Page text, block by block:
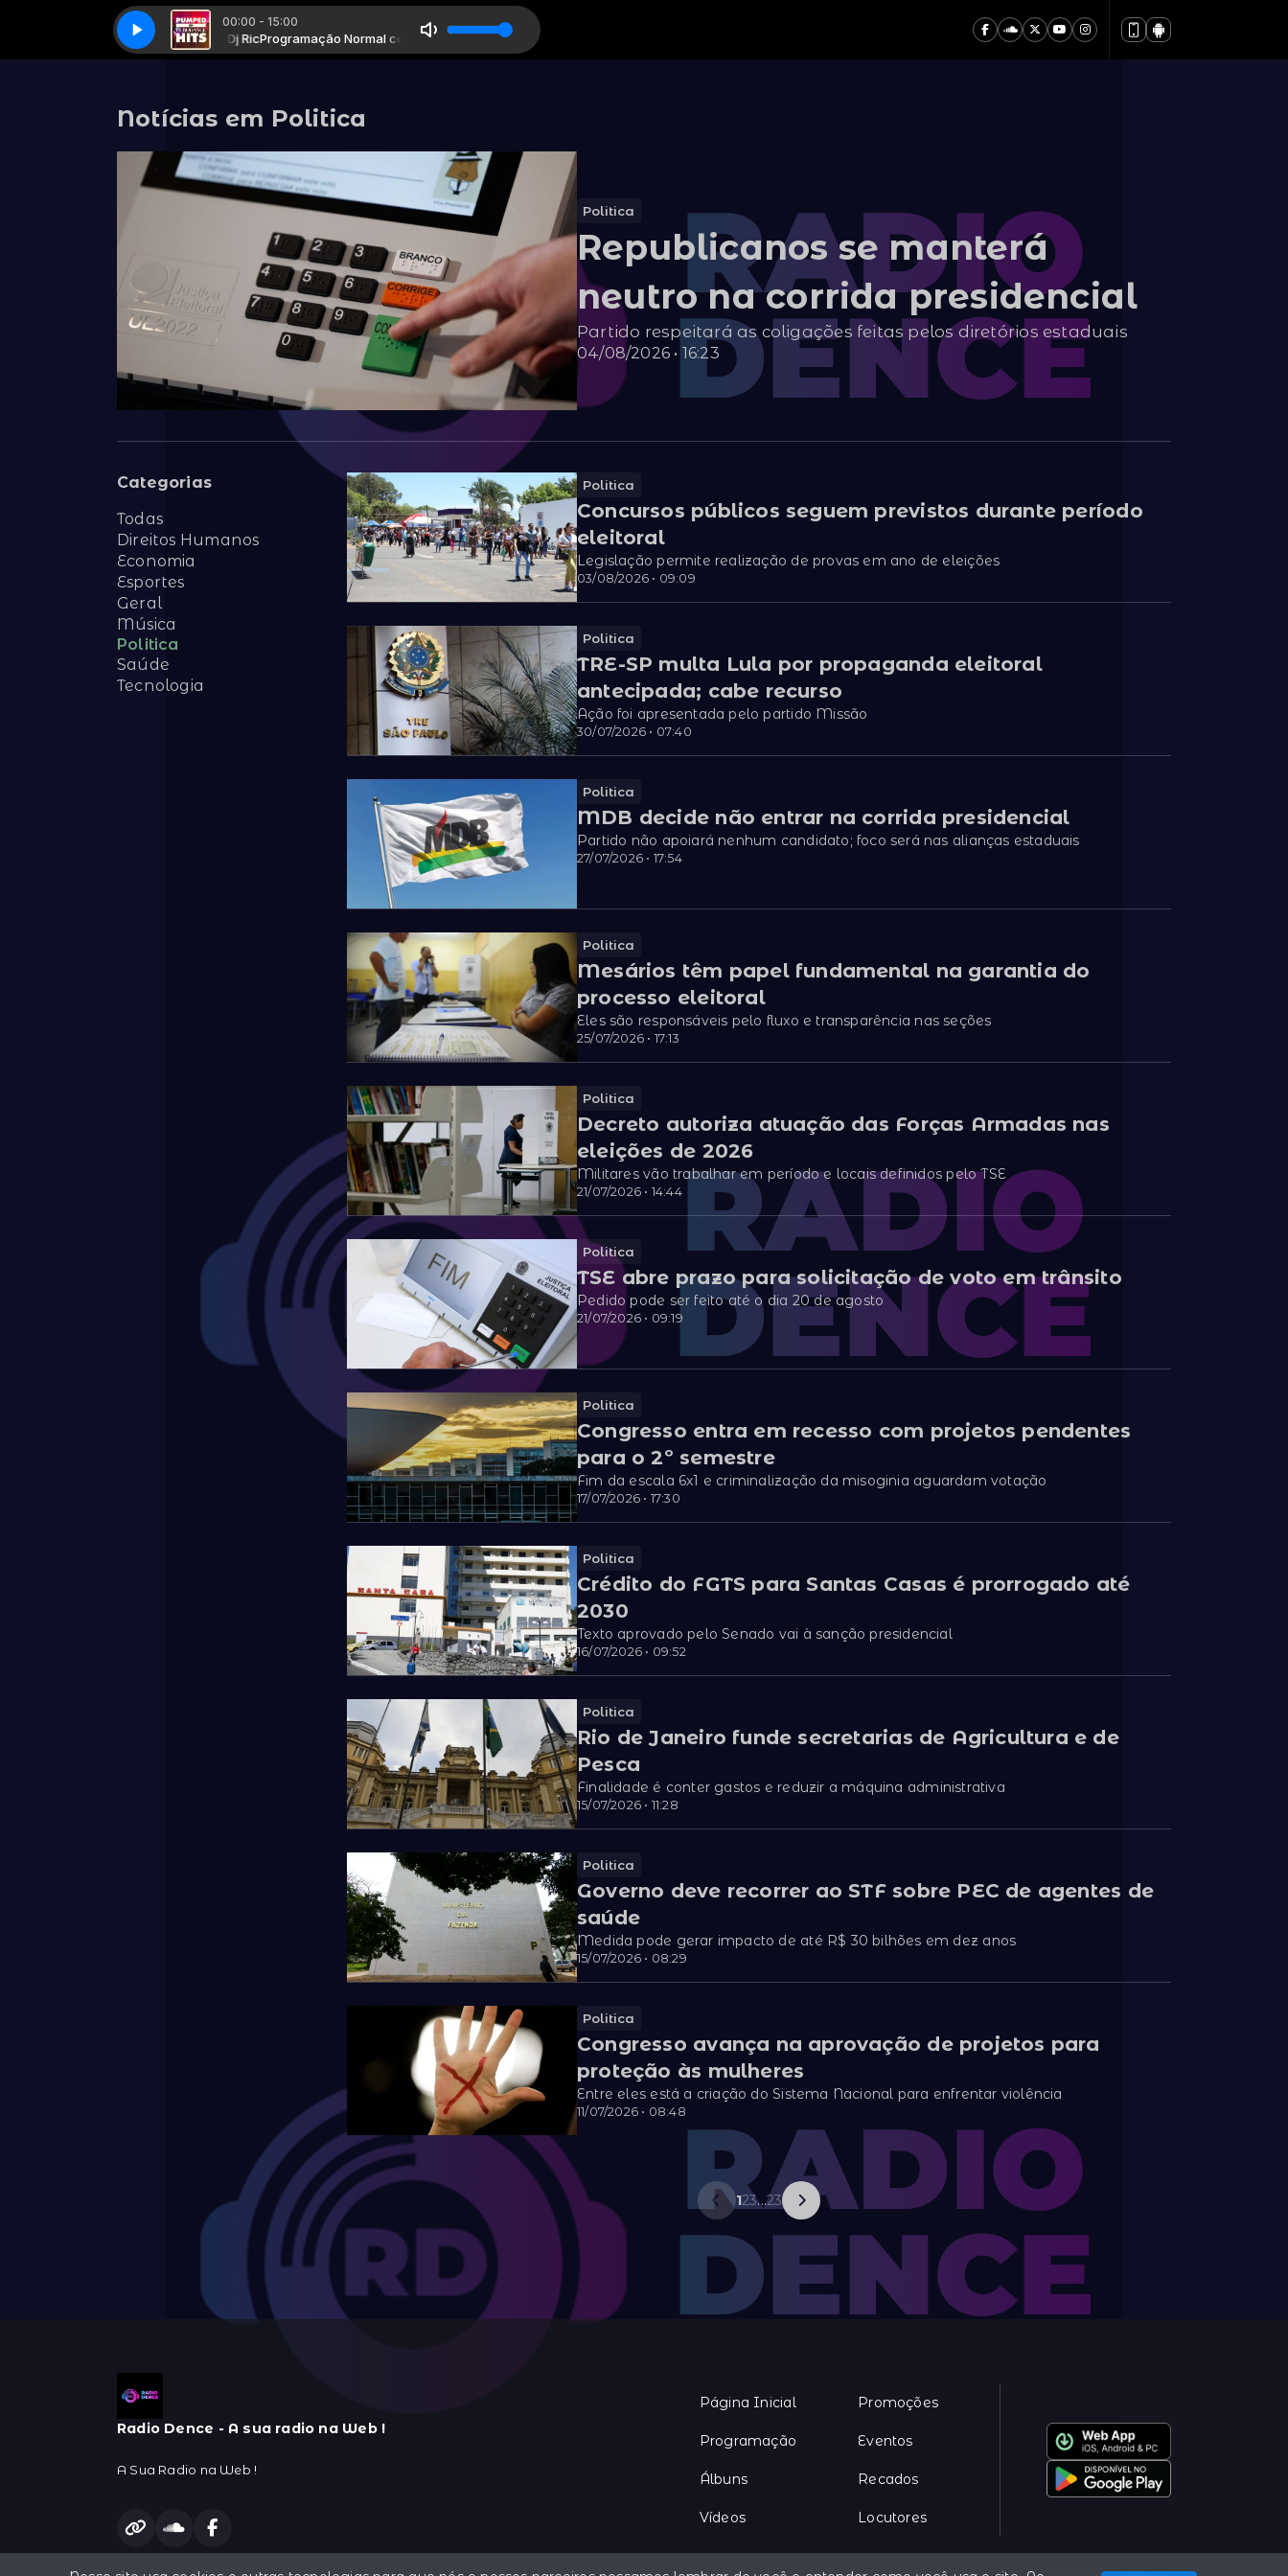
00:00 - 15:00
Programação Normal com Dj RicProgramação Normal com Dj Ric
- Lo mejor de Eurodance - Turn Around119 - Lo mejor de Eurodance - Turn Around
Notícias em Politica
Politica
04/08/2026 • 16:23
Republicanos se manterá
neutro na corrida presidencial
Partido respeitará as coligações feitas pelos diretórios estaduais
Categorias
Todas
Direitos Humanos
Economia
Esportes
Geral
Música
Politica
Saúde
Tecnologia
Politica
03/08/2026 • 09:09
Concursos públicos seguem previstos durante período
eleitoral
Legislação permite realização de provas em ano de eleições
Politica
30/07/2026 • 07:40
TRE-SP multa Lula por propaganda eleitoral
antecipada; cabe recurso
Ação foi apresentada pelo partido Missão
Politica
27/07/2026 • 17:54
MDB decide não entrar na corrida presidencial
Partido não apoiará nenhum candidato; foco será nas alianças estaduais
Politica
25/07/2026 • 17:13
Mesários têm papel fundamental na garantia do
processo eleitoral
Eles são responsáveis pelo fluxo e transparência nas seções
Politica
21/07/2026 • 14:44
Decreto autoriza atuação das Forças Armadas nas
eleições de 2026
Militares vão trabalhar em período e locais definidos pelo TSE
Politica
21/07/2026 • 09:19
TSE abre prazo para solicitação de voto em trânsito
Pedido pode ser feito até o dia 20 de agosto
Politica
17/07/2026 • 17:30
Congresso entra em recesso com projetos pendentes
para o 2º semestre
Fim da escala 6x1 e criminalização da misoginia aguardam votação
Politica
16/07/2026 • 09:52
Crédito do FGTS para Santas Casas é prorrogado até
2030
Texto aprovado pelo Senado vai à sanção presidencial
Politica
15/07/2026 • 11:28
Rio de Janeiro funde secretarias de Agricultura e de
Pesca
Finalidade é conter gastos e reduzir a máquina administrativa
Politica
15/07/2026 • 08:29
Governo deve recorrer ao STF sobre PEC de agentes de
saúde
Medida pode gerar impacto de até R$ 30 bilhões em dez anos
Politica
11/07/2026 • 08:48
Congresso avança na aprovação de projetos para
proteção às mulheres
Entre eles está a criação do Sistema Nacional para enfrentar violência
123...23
Radio Dence - A sua radio na Web !
A Sua Radio na Web !
Página Inicial
Programação
Álbuns
Vídeos
Promoções
Eventos
Recados
Locutores